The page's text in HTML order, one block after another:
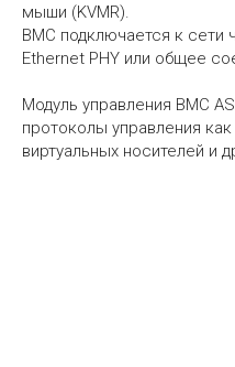
мыши (KVMR).
BMC подключается к сети
Ethernet PHY или общее
Модуль управления BMC
протоколы управления как
виртуальных носителей и